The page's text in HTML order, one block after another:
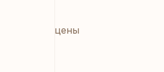
цены